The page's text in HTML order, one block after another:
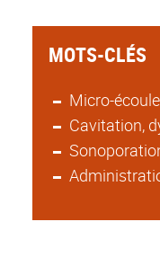
MOTS-CLÉS
Micro-
Cavitation,